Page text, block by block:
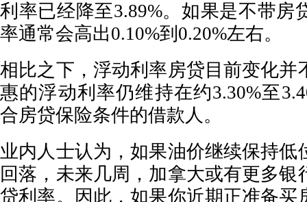
利率已经降至3.89%。如果是不带房
率通常会高出0.10%到0.20%左右。
相比之下，浮动利率房贷目前变化并
惠的浮动利率仍维持在约3.30%至
合房贷保险条件的借款人。
业内人士认为，如果油价继续保持低
回落，未来几周，加拿大或有更多银
贷利率。因此，如果你近期正准备买